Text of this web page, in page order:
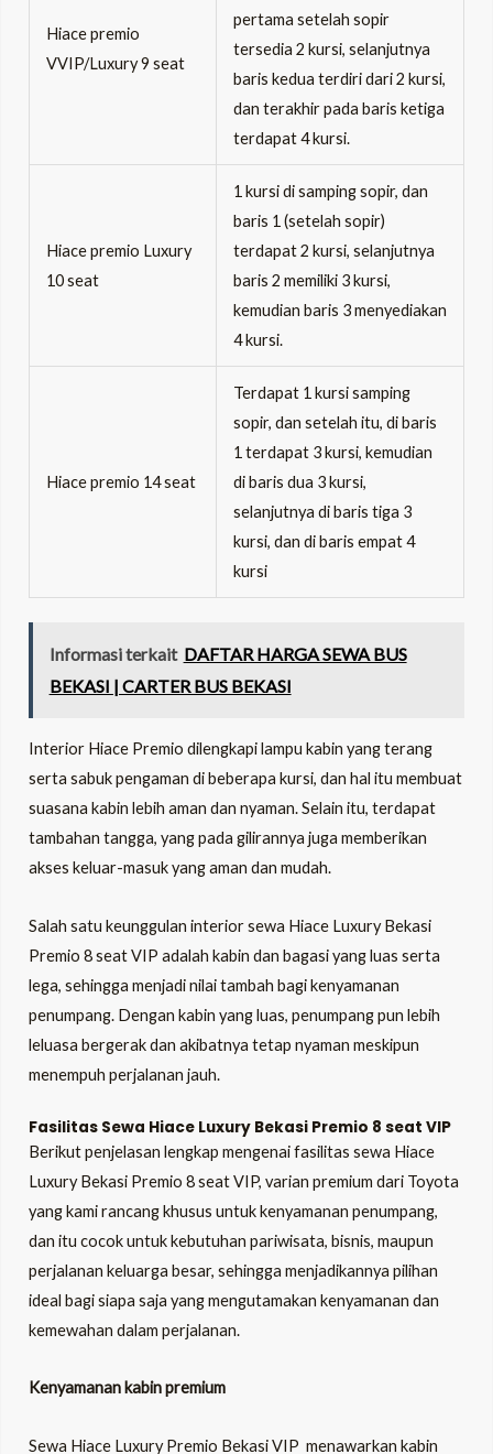
Hiace premio
VVIP/Luxury 9 seat
pertama setelah sopir
tersedia 2 kursi, selanjutnya
baris kedua terdiri dari 2 kursi,
dan terakhir pada baris ketiga
terdapat 4 kursi.
Hiace premio Luxury
10 seat
1 kursi di samping sopir, dan
baris 1 (setelah sopir)
terdapat 2 kursi, selanjutnya
baris 2 memiliki 3 kursi,
kemudian baris 3 menyediakan
4 kursi.
Hiace premio 14 seat
Terdapat 1 kursi samping
sopir, dan setelah itu, di baris
1 terdapat 3 kursi, kemudian
di baris dua 3 kursi,
selanjutnya di baris tiga 3
kursi, dan di baris empat 4
kursi
Informasi terkait DAFTAR HARGA SEWA BUS
BEKASI | CARTER BUS BEKASI
Interior Hiace Premio dilengkapi lampu kabin yang terang
serta sabuk pengaman di beberapa kursi, dan hal itu membuat
suasana kabin lebih aman dan nyaman. Selain itu, terdapat
tambahan tangga, yang pada gilirannya juga memberikan
akses keluar-masuk yang aman dan mudah.
Salah satu keunggulan interior sewa Hiace Luxury Bekasi
Premio 8 seat VIP adalah kabin dan bagasi yang luas serta
lega, sehingga menjadi nilai tambah bagi kenyamanan
penumpang. Dengan kabin yang luas, penumpang pun lebih
leluasa bergerak dan akibatnya tetap nyaman meskipun
menempuh perjalanan jauh.
Fasilitas Sewa Hiace Luxury Bekasi Premio 8 seat VIP
Berikut penjelasan lengkap mengenaifasilitas sewa Hiace
Luxury Bekasi Premio 8 seat VIP, varian premium dari Toyota
yang kami rancang khusus untuk kenyamanan penumpang,
dan itu cocok untuk kebutuhan pariwisata, bisnis, maupun
perjalanan keluarga besar, sehingga menjadikannya pilihan
ideal bagi siapa saja yang mengutamakan kenyamanan dan
kemewahan dalam perjalanan.
Kenyamanan kabin premium
Sewa Hiace Luxury Premio Bekasi VIP menawarkan kabin